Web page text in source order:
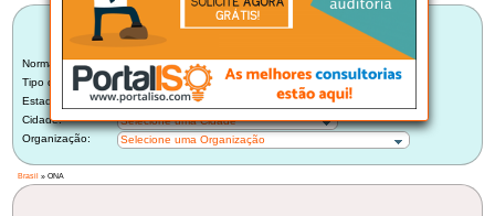
LISTA BRASILEIRA DE AUDITORIAS
Norma:
ONA
Tipo de Auditoria:
Auditoria Externa de Certificadora
Estado:
Selecione um Estado
Cidade:
Selecione uma Cidade
Organização:
Selecione uma Organização
Brasil » ONA